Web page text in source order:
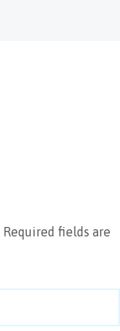
Required fields are